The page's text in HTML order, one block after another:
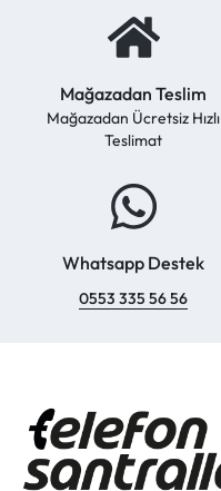
Mağazadan Teslim
Mağazadan Ücretsiz Hızlı
Teslimat
Whatsapp Destek
0553 335 56 56